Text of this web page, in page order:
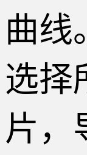
曲线
选择
片，